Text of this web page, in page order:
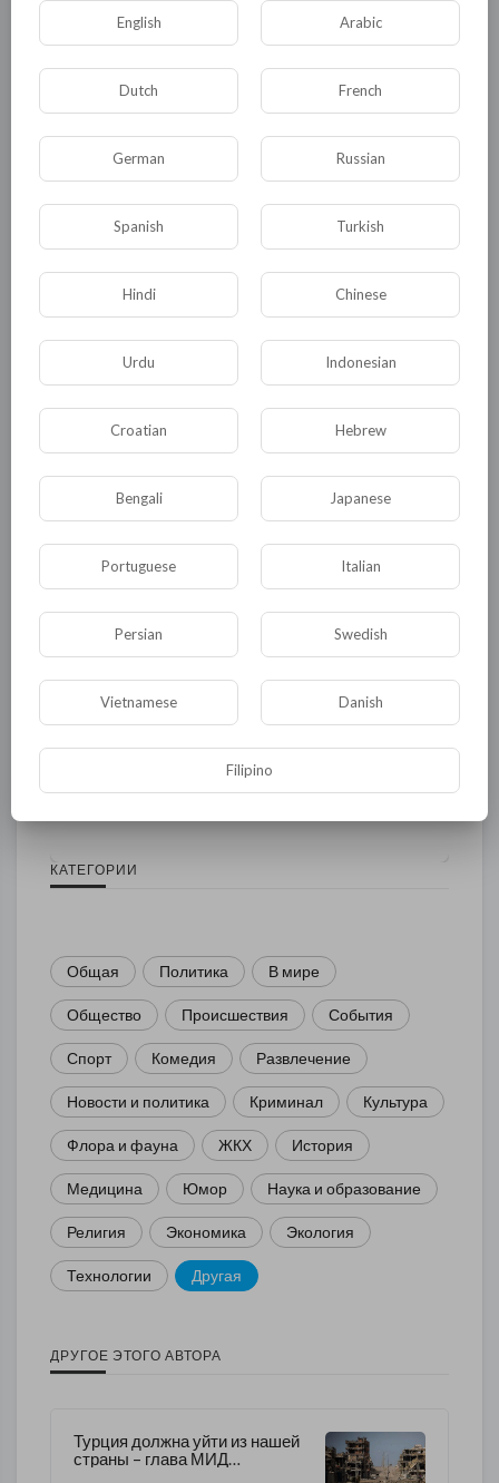
необходимость ликвидации
террористических группировок в Ливии.
До мира в этой североафриканской стране
Хувейджа, Лига арабских государств, Совбез
ООН и другие мировые организации
поддерживают перемирие конфликтующих в
Ливии сторон. Хочется верить, что ситуация в
этом государстве все же наладится.
0 0
Опубликовать
Комментариев нет
КАТЕГОРИИ
Общая Политика В мире
Общество Происшествия События
Спорт Комедия Развлечение
Новости и политика Криминал Культура
Флора и фауна ЖКХ История
Медицина Юмор Наука и образование
Религия Экономика Экология
Технологии Другая
ДРУГОЕ ЭТОГО АВТОРА
Турция должна уйти из нашей
страны – глава МИД
English Arabic
Dutch French
German Russian
Spanish Turkish
Hindi Chinese
Urdu Indonesian
Croatian Hebrew
Bengali Japanese
Portuguese Italian
Persian Swedish
Vietnamese Danish
Filipino